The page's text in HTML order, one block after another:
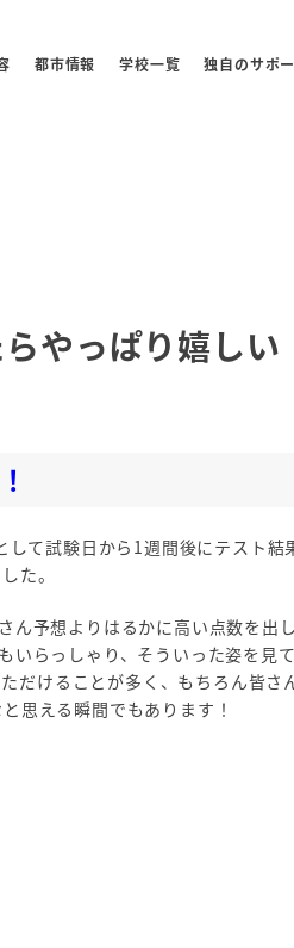
都市情報 学校一覧 独自のサポ
やっぱり嬉しい
て試験日から1週間後にテスト結
た。
ん予想よりはるかに高い点数を出
らっしゃり、そういった姿を見
だけることが多く、もちろん皆さ
思える瞬間でもあります！